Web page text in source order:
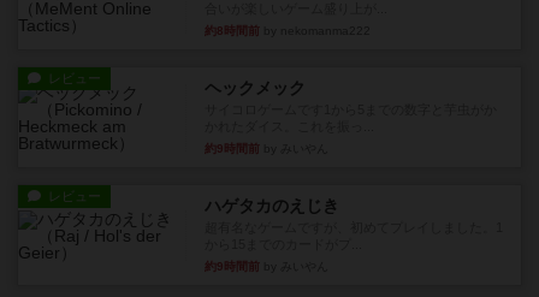
約8時間前
レビュー ヘックメック
約9時間前
レビュー ハゲタカのえじき
約9時間前